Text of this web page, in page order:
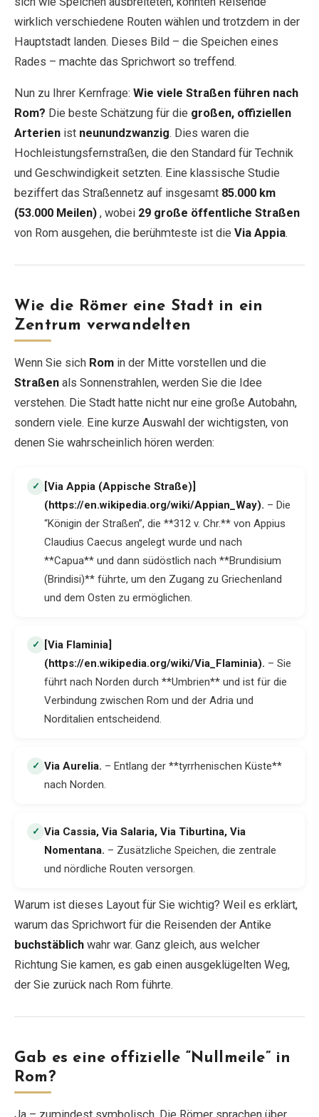
wirklich verschiedene Routen wählen und trotzdem in der
Hauptstadt landen. Dieses Bild – die Speichen eines
Rades – machte das Sprichwort so treffend.
Nun zu Ihrer Kernfrage: Wie viele Straßen führen nach
Rom? Die beste Schätzung für die großen, offiziellen
Arterien ist neunundzwanzig. Dies waren die
Hochleistungsfernstraßen, die den Standard für Technik
und Geschwindigkeit setzten. Eine klassische Studie
beziffert das Straßennetz auf insgesamt 85.000 km
(53.000 Meilen) , wobei 29 große öffentliche Straßen
von Rom ausgehen, die berühmteste ist die Via Appia.
Wie die Römer eine Stadt in ein
Zentrum verwandelten
Wenn Sie sich Rom in der Mitte vorstellen und die
Straßen als Sonnenstrahlen, werden Sie die Idee
verstehen. Die Stadt hatte nicht nur eine große Autobahn,
sondern viele. Eine kurze Auswahl der wichtigsten, von
denen Sie wahrscheinlich hören werden:
✓
[Via Appia (Appische Straße)]
(https://en.wikipedia.org/wiki/Appian_Way). – Die
“Königin der Straßen”, die **312 v. Chr.** von Appius
Claudius Caecus angelegt wurde und nach
**Capua** und dann südöstlich nach **Brundisium
(Brindisi)** führte, um den Zugang zu Griechenland
und dem Osten zu ermöglichen.
✓
[Via Flaminia]
(https://en.wikipedia.org/wiki/Via_Flaminia). – Sie
führt nach Norden durch **Umbrien** und ist für die
Verbindung zwischen Rom und der Adria und
Norditalien entscheidend.
✓ Via Aurelia. – Entlang der **tyrrhenischen Küste**
nach Norden.
✓ Via Cassia, Via Salaria, Via Tiburtina, Via
Nomentana. – Zusätzliche Speichen, die zentrale
und nördliche Routen versorgen.
Warum ist dieses Layout für Sie wichtig? Weil es erklärt,
warum das Sprichwort für die Reisenden der Antike
buchstäblich wahr war. Ganz gleich, aus welcher
Richtung Sie kamen, es gab einen ausgeklügelten Weg,
der Sie zurück nach Rom führte.
Gab es eine offizielle “Nullmeile” in
Rom?